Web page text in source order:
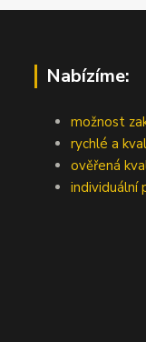
Nabízíme:
možnost
rychlé a
ověřená
individuální